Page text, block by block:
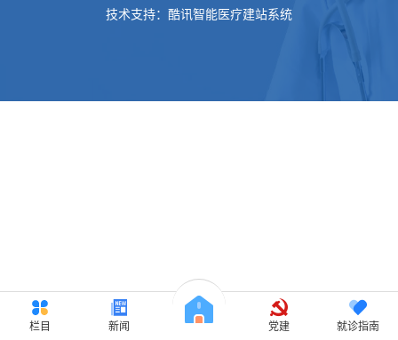
栏目 新闻 党建 就诊指南
技术支持：酷讯智能医疗建站系统